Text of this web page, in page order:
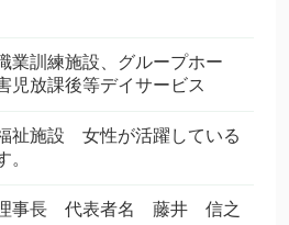
業訓練施設、グループホー
児放課後等デイサービス
祉施設 女性が活躍している
。
事長 代表者名 藤井 信之